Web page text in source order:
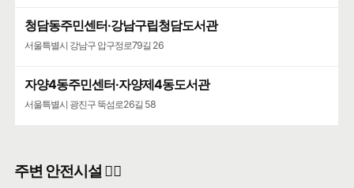
청담동주민센터·강남구립청담도서관
서울특별시 강남구 압구정로79길 26
자양4동주민센터·자양제4동도서관
서울특별시 광진구 뚝섬로26길 58
주변 안전시설 👮‍♀️